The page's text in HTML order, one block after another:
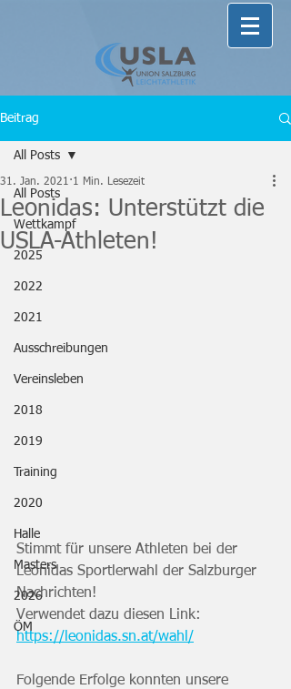
Beitrag
All Posts
Wettkampf
2025
2022
2021
Ausschreibungen
Vereinsleben
2018
2019
Training
2020
Halle
Masters
2026
ÖM
All Posts
Leonidas: Unterstützt die
USLA-Athleten!
31. Jan. 2021 1 Min. Lesezeit
Stimmt für unsere Athleten bei der
Leonidas Sportlerwahl der Salzburger
Nachrichten!
Verwendet dazu diesen Link:
https://leonidas.sn.at/wahl/
Folgende Erfolge konnten unsere